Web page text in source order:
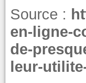
Source :
en-ligne-
de-
leur-